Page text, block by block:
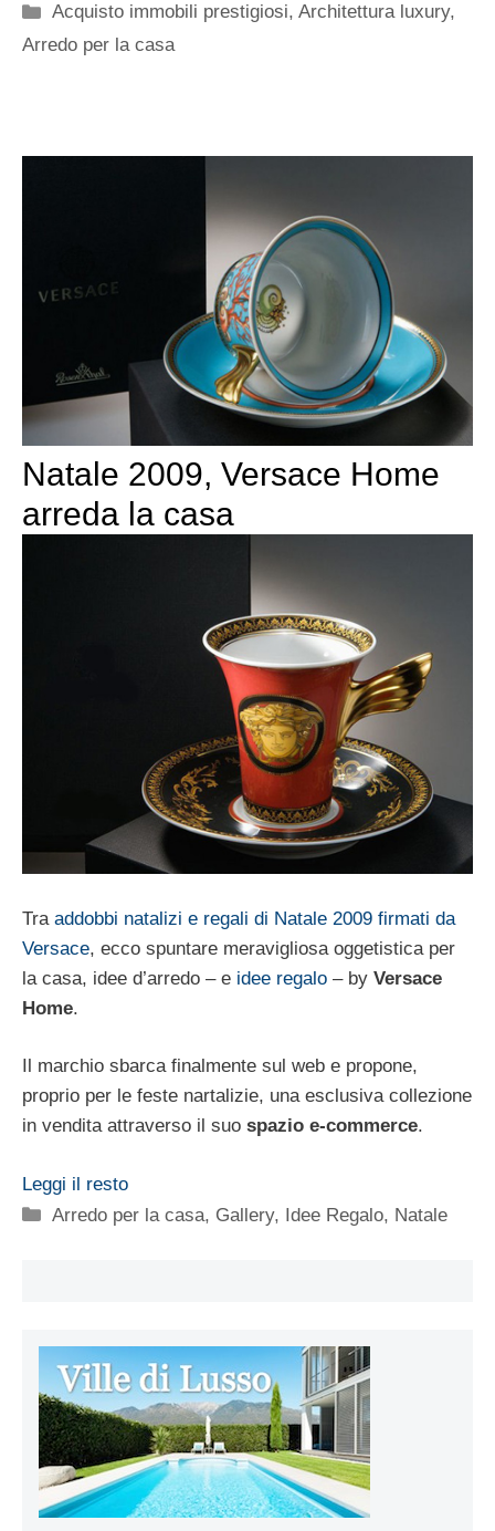
Categorie
Acquisto immobili prestigiosi,Architettura luxury,
Arredo per la casa
Natale 2009, Versace Home
arreda la casa
Tra addobbi natalizi e regali di Natale 2009 firmati da
Versace, ecco spuntare meravigliosa oggetistica per
la casa, idee d’arredo – e idee regalo – by Versace
Home.
Il marchio sbarca finalmente sul web e propone,
proprio per le feste nartalizie, una esclusiva collezione
in vendita attraverso il suo spazio e-commerce.
Leggi il resto
Categorie
Arredo per la casa, Gallery, Idee Regalo, Natale